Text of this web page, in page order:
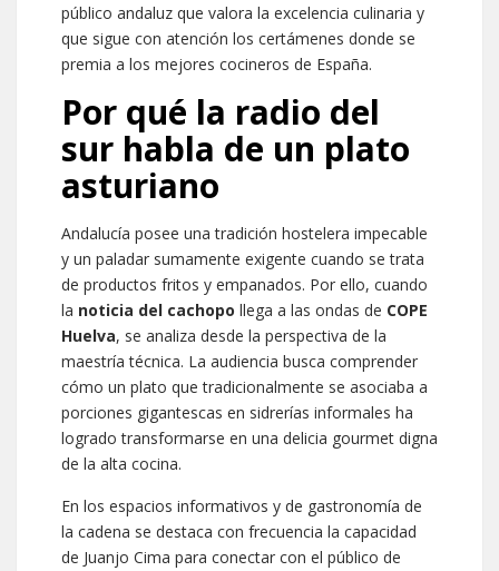
público andaluz que valora la excelencia culinaria y
que sigue con atención los certámenes donde se
premia a los mejores cocineros de España.
Por qué la radio del
sur habla de un plato
asturiano
Andalucía posee una tradición hostelera impecable
y un paladar sumamente exigente cuando se trata
de productos fritos y empanados. Por ello, cuando
la noticia del cachopo llega a las ondas de COPE
Huelva, se analiza desde la perspectiva de la
maestría técnica. La audiencia busca comprender
cómo un plato que tradicionalmente se asociaba a
porciones gigantescas en sidrerías informales ha
logrado transformarse en una delicia gourmet digna
de la alta cocina.
En los espacios informativos y de gastronomía de
la cadena se destaca con frecuencia la capacidad
de Juanjo Cima para conectar con el público de